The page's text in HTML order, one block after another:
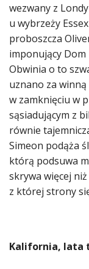
wezwany z
u wybrzeży
proboszcza
imponujący Dom
Obwinia o to
uznano za
w zamknięciu w
sąsiadującym z
równie
Simeon podąża
którą podsuwa
skrywa więcej
z której strony
Kalifornia, lata